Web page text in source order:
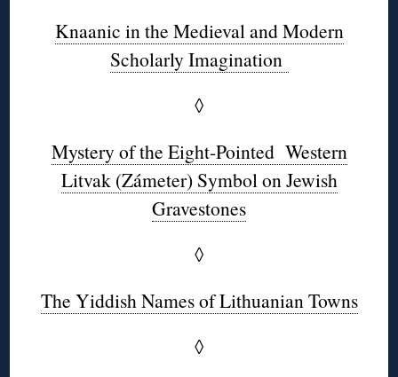
Knaanic in the Medieval and Modern
Scholarly Imagination
◊
Mystery of the Eight-Pointed Western
Litvak (Zámeter) Symbol on Jewish
Gravestones
◊
The Yiddish Names of Lithuanian Towns
◊